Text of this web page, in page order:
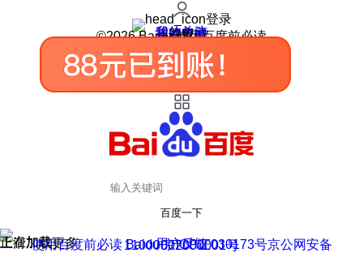
登录
我的关注
我的收藏
皮肤中心
用户反馈
设置
©2026 Baidu 使用百度前必读
百度一下
正在加载
上滑加载更多 用户反馈
使用百度前必读 Baidu 京ICP证030173号
京公网安备11000002000001号